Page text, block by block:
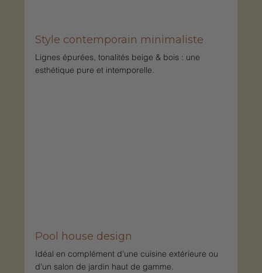
Style contemporain minimaliste
Lignes épurées, tonalités beige & bois : une
esthétique pure et intemporelle.
Pool house design
Idéal en complément d'une cuisine extérieure ou
d’un salon de jardin haut de gamme.